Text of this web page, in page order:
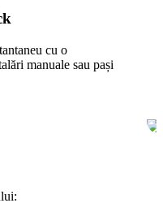
cu o
manuale sau pași